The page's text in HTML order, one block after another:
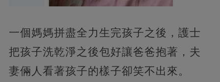
一個媽媽拼盡全力生完孩子之後，護士
把孩子洗乾淨之後包好讓爸爸抱著，夫
妻倆人看著孩子的樣子卻笑不出來。